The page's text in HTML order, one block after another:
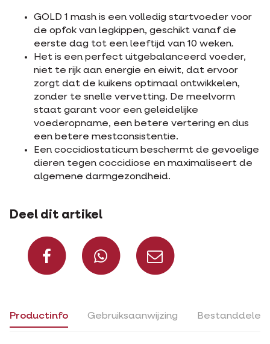
GOLD 1 mash is een volledig startvoeder voor
de opfok van legkippen, geschikt vanaf de
eerste dag tot een leeftijd van 10 weken.
Het is een perfect uitgebalanceerd voeder,
niet te rijk aan energie en eiwit, dat ervoor
zorgt dat de kuikens optimaal ontwikkelen,
zonder te snelle vervetting. De meelvorm
staat garant voor een geleidelijke
voederopname, een betere vertering en dus
een betere mestconsistentie.
Een coccidiostaticum beschermt de gevoelige
dieren tegen coccidiose en maximaliseert de
algemene darmgezondheid.
Deel dit artikel
Deel op Facebook
Deel via
Productinfo Gebruiksaanwijzing Bestanddelen